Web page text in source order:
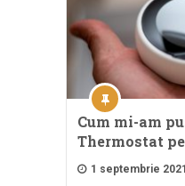
Cum mi-am
Thermostat
1 septembrie 2021